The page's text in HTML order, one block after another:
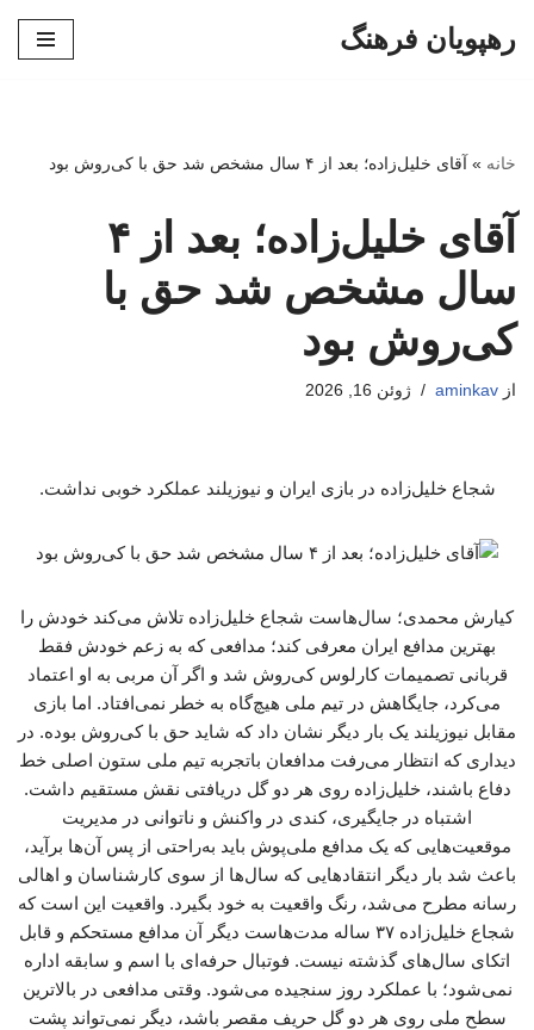
رهپویان فرهنگ
خانه » آقای خلیل‌زاده؛ بعد از ۴ سال مشخص شد حق با کی‌روش بود
آقای خلیل‌زاده؛ بعد از ۴
سال مشخص شد حق با
کی‌روش بود
از aminkav ژوئن 16, 2026
شجاع خلیل‌زاده در بازی ایران و نیوزیلند عملکرد خوبی نداشت.
کیارش محمدی؛ سال‌هاست شجاع خلیل‌زاده تلاش می‌کند خودش را
بهترین مدافع ایران معرفی کند؛ مدافعی که به زعم خودش فقط
قربانی تصمیمات کارلوس کی‌روش شد و اگر آن مربی به او اعتماد
می‌کرد، جایگاهش در تیم ملی هیچ‌گاه به خطر نمی‌افتاد. اما بازی
مقابل نیوزیلند یک بار دیگر نشان داد که شاید حق با کی‌روش بوده. در
دیداری که انتظار می‌رفت مدافعان باتجربه تیم ملی ستون اصلی خط
دفاع باشند، خلیل‌زاده روی هر دو گل دریافتی نقش مستقیم داشت.
اشتباه در جایگیری، کندی در واکنش و ناتوانی در مدیریت
موقعیت‌هایی که یک مدافع ملی‌پوش باید به‌راحتی از پس آن‌ها برآید،
باعث شد بار دیگر انتقادهایی که سال‌ها از سوی کارشناسان و اهالی
رسانه مطرح می‌شد، رنگ واقعیت به خود بگیرد. واقعیت این است که
شجاع خلیل‌زاده ۳۷ ساله مدت‌هاست دیگر آن مدافع مستحکم و قابل
اتکای سال‌های گذشته نیست. فوتبال حرفه‌ای با اسم و سابقه اداره
نمی‌شود؛ با عملکرد روز سنجیده می‌شود. وقتی مدافعی در بالاترین
سطح ملی روی هر دو گل حریف مقصر باشد، دیگر نمی‌تواند پشت